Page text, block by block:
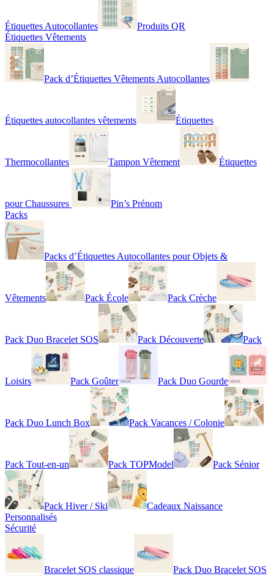
Étiquettes Autocollantes
Produits QR
Étiquettes Vêtements
Pack d’Étiquettes Vêtements Autocollantes
Étiquettes autocollantes vêtements Étiquettes
Thermocollantes Tampon Vêtement Étiquettes
pour Chaussures
Pin’s Prénom
Packs
Packs d’Étiquettes Autocollantes pour Objets &
Vêtements Pack École Pack Crèche
Pack Duo Bracelet SOS Pack Découverte Pack
Loisirs Pack Goûter Pack Duo Gourde
Pack Duo Lunch Box Pack Vacances / Colonie
Pack Tout-en-un Pack TOPModel Pack Sénior
Pack Hiver / Ski
Cadeaux Naissance
Personnalisés
Sécurité
Bracelet SOS classique Pack Duo Bracelet SOS